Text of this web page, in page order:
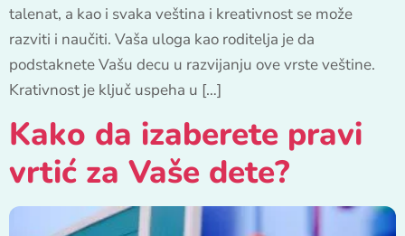
talenat, a kao i svaka veština i kreativnost se može
razviti i naučiti. Vaša uloga kao roditelja je da
podstaknete Vašu decu u razvijanju ove vrste veštine.
Krativnost je ključ uspeha u […]
Kako da izaberete pravi
vrtić za Vaše dete?